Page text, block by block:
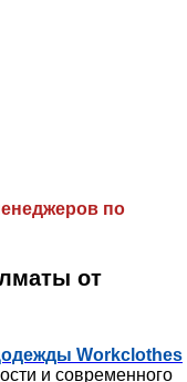
по
от
Workclothes
и современного